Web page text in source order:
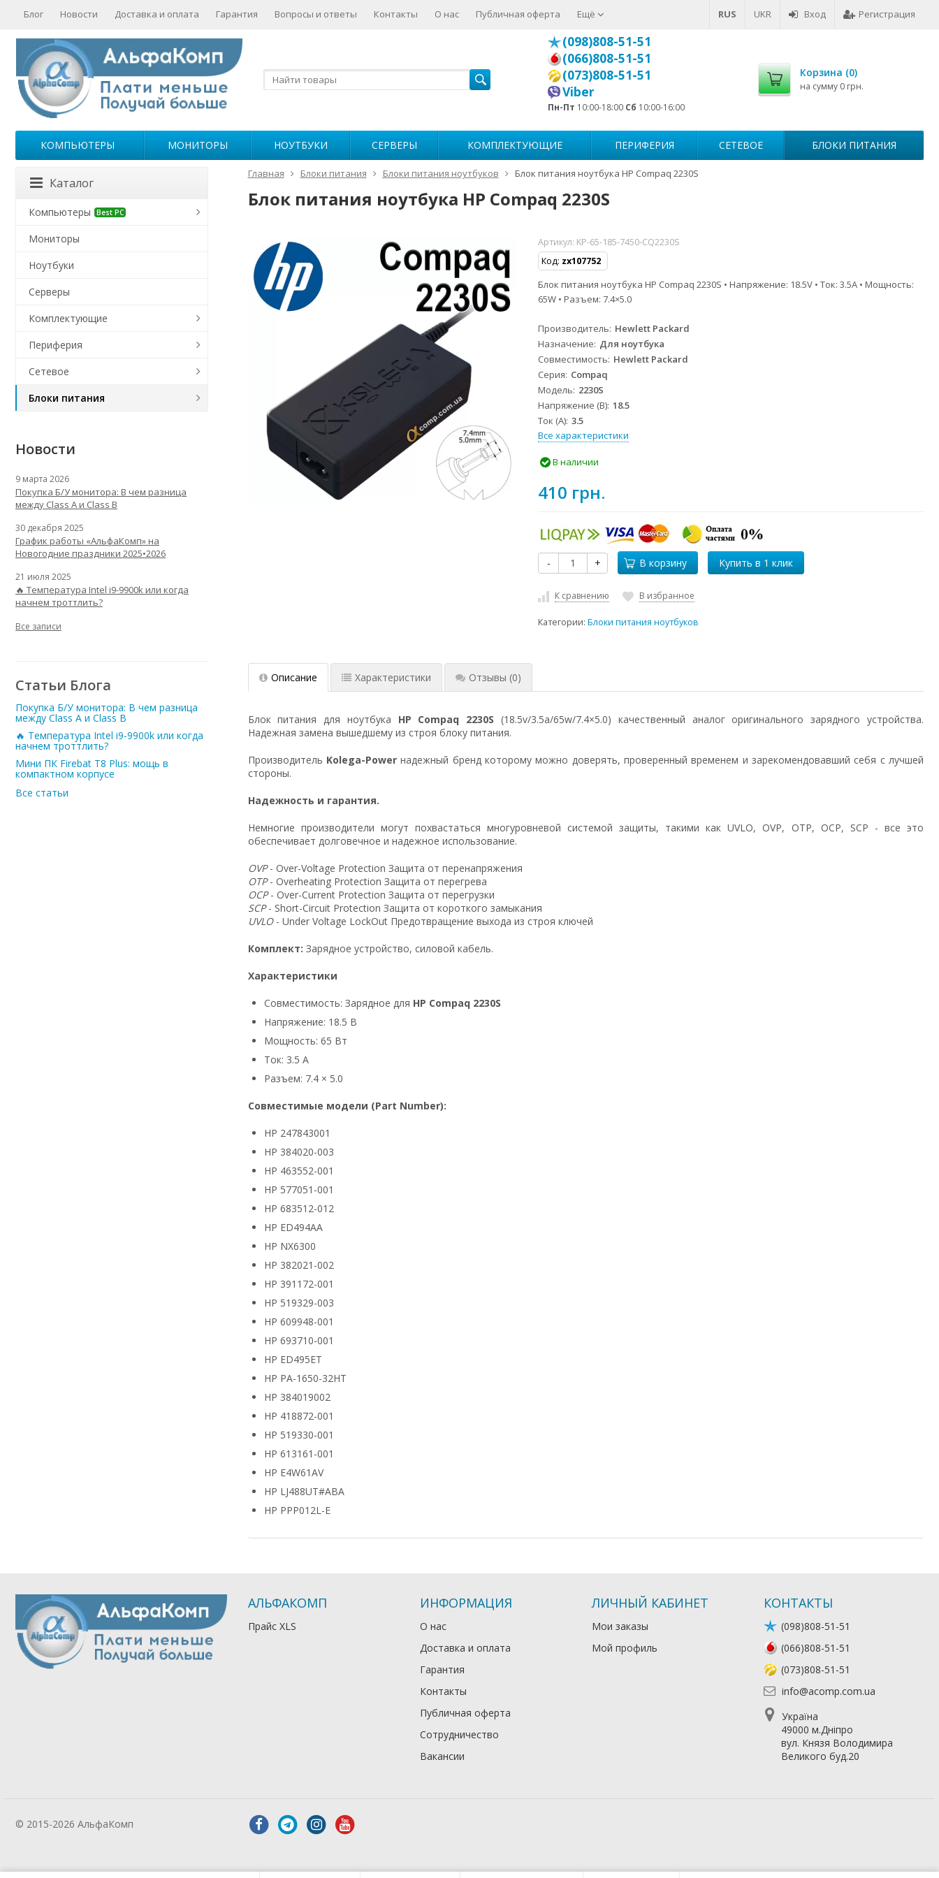
RUS UKR Вход Регистрация
Блог Новости Доставка и оплата Гарантия Вопросы и ответы Контакты О нас Публичная оферта Ещё
(098)808-51-51
(066)808-51-51
(073)808-51-51
Viber
Пн-Пт 10:00-18:00 Сб 10:00-16:00
Корзина (0)
на сумму 0 грн.
КОМПЬЮТЕРЫ МОНИТОРЫ НОУТБУКИ СЕРВЕРЫ КОМПЛЕКТУЮЩИЕ ПЕРИФЕРИЯ СЕТЕВОЕ БЛОКИ ПИТАНИЯ
Главная Блоки питания Блоки питания ноутбуков Блок питания ноутбука HP Compaq 2230S
Блок питания ноутбука HP Compaq 2230S
Артикул: KP-65-185-7450-CQ2230S
Код: zx107752
Блок питания ноутбука HP Compaq 2230S • Напряжение: 18.5V • Ток: 3.5A • Мощность:
65W • Разъем: 7.4×5.0
Производитель Hewlett Packard
Назначение Для ноутбука
Совместимость Hewlett Packard
Серия Compaq
Модель 2230S
Напряжение (В) 18.5
Ток (А) 3.5
Все характеристики
В наличии
410 грн.
- + В корзину
К сравнению В избранное
Категории:Блоки питания ноутбуков
Описание Характеристики Отзывы (0)
Блок питания для ноутбука HP Compaq 2230S (18.5v/3.5a/65w/7.4×5.0) качественный аналог оригинального зарядного устройства.
Надежная замена вышедшему из строя блоку питания.
Производитель Kolega-Powerнадежный бренд которому можно доверять, проверенный временем и зарекомендовавший себя с лучшей
стороны.
Надежность и гарантия.
Немногие производители могут похвастаться многуровневой системой защиты, такими как UVLO, OVP, OTP, OCP, SCP - все это
обеспечивает долговечное и надежное использование.
OVP- Over-Voltage Protection Защита от перенапряжения
OTP- Overheating Protection Защита от перегрева
OCP- Over-Current Protection Защита от перегрузки
SCP- Short-Circuit Protection Защита от короткого замыкания
UVLO- Under Voltage LockOut Предотвращение выхода из строя ключей
Комплект: Зарядное устройство, силовой кабель.
Характеристики
Совместимость: Зарядное для HP Compaq 2230S
Напряжение: 18.5 В
Мощность: 65 Вт
Ток: 3.5 А
Разъем: 7.4 × 5.0
Совместимые модели (Part Number):
HP 247843001
HP 384020-003
HP 463552-001
HP 577051-001
HP 683512-012
HP ED494AA
HP NX6300
HP 382021-002
HP 391172-001
HP 519329-003
HP 609948-001
HP 693710-001
HP ED495ET
HP PA-1650-32HT
HP 384019002
HP 418872-001
HP 519330-001
HP 613161-001
HP E4W61AV
HP LJ488UT#ABA
HP PPP012L-E
Каталог
Компьютеры Best PC
Мониторы
Ноутбуки
Серверы
Комплектующие
Периферия
Сетевое
Блоки питания
Новости
9 марта 2026
Покупка Б/У монитора: В чем разница
между Class A и Class B
30 декабря 2025
График работы «АльфаКомп» на
Новогодние праздники 2025•2026
21 июля 2025
🔥 Температура Intel i9-9900k или когда
начнем троттлить?
Все записи
Статьи Блога
Покупка Б/У монитора: В чем разница
между Class A и Class B
🔥 Температура Intel i9-9900k или когда
начнем троттлить?
Мини ПК Firebat T8 Plus: мощь в
компактном корпусе
Все статьи
АЛЬФАКОМП
Прайс XLS
ИНФОРМАЦИЯ
О нас
Доставка и оплата
Гарантия
Контакты
Публичная оферта
Сотрудничество
Вакансии
ЛИЧНЫЙ КАБИНЕТ
Мои заказы
Мой профиль
КОНТАКТЫ
(098)808-51-51
(066)808-51-51
(073)808-51-51
info@acomp.com.ua
Україна
49000 м.Дніпро
вул. Князя Володимира
Великого буд.20
© 2015-2026 АльфаКомп